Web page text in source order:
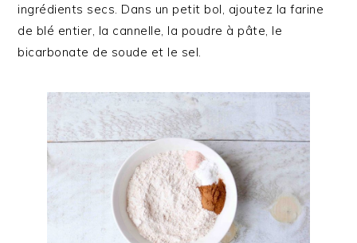
ingrédients secs. Dans un petit bol, ajoutez la farine
de blé entier, la cannelle, la poudre à pâte, le
bicarbonate de soude et le sel.